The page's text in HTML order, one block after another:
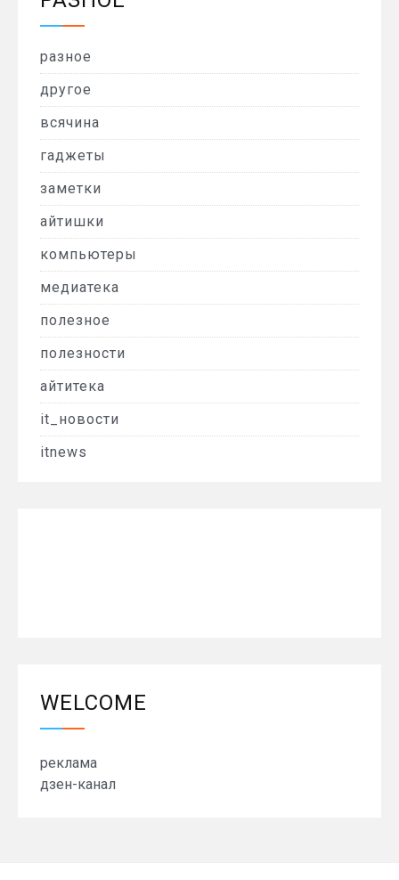
разное
другое
всячина
гаджеты
заметки
айтишки
компьютеры
медиатека
полезное
полезности
айтитека
it_новости
itnews
WELCOME
реклама
дзен-канал